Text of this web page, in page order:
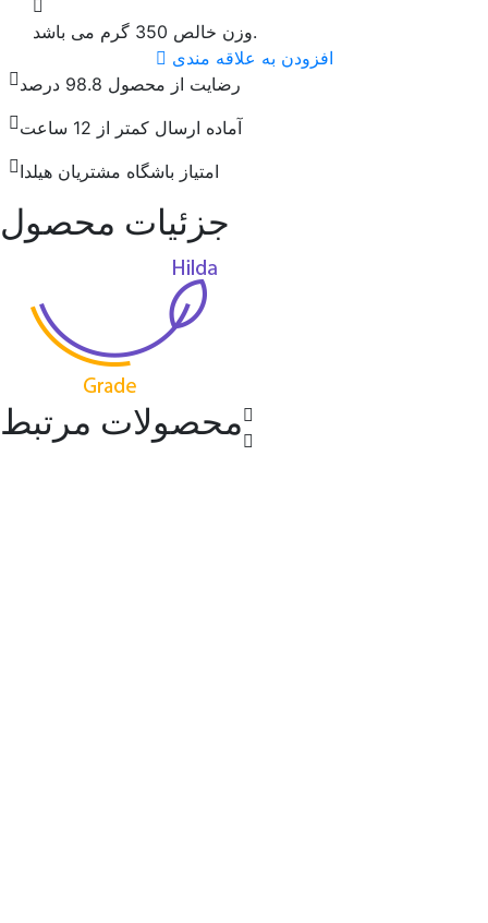
وزن خالص 350 گرم می باشد.
افزودن به علاقه مندی
رضایت از محصول 98.8 درصد
آماده ارسال کمتر از 12 ساعت
امتیاز باشگاه مشتریان هیلدا
جزئیات محصول
محصولات مرتبط